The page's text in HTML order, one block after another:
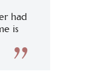
had
is